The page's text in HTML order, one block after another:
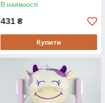
В наявності
431 ₴
Купити